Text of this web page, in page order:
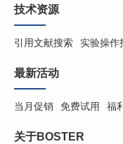
技术资源
引用文献搜索 实验操作
最新活动
当月促销 免费试用 福
关于BOSTER